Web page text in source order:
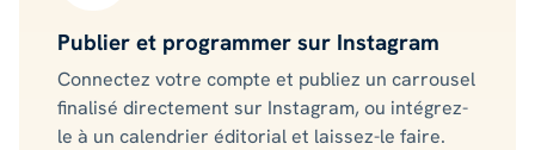
Publier et programmer sur Instagram
Connectez votre compte et publiez un carrousel
finalisé directement sur Instagram, ou intégrez-
le à un calendrier éditorial et laissez-le faire.